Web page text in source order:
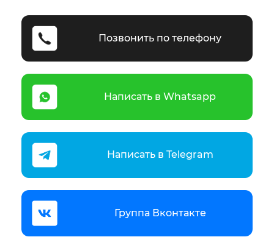
Позвонить по телефону
Написать в Whatsapp
Написать в Telegram
Группа Вконтакте